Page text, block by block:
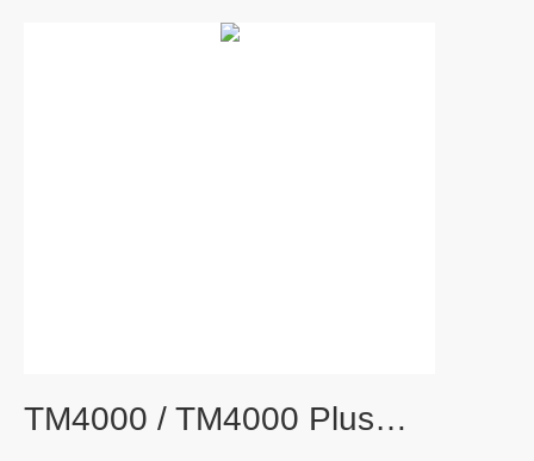
TM4000 / TM4000 Plus日立扫描电镜